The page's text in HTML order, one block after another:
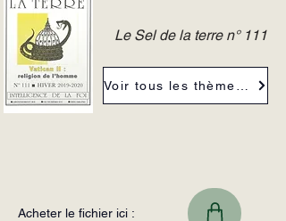
Le Sel de la terre n° 111
Acheter le fichier ici :